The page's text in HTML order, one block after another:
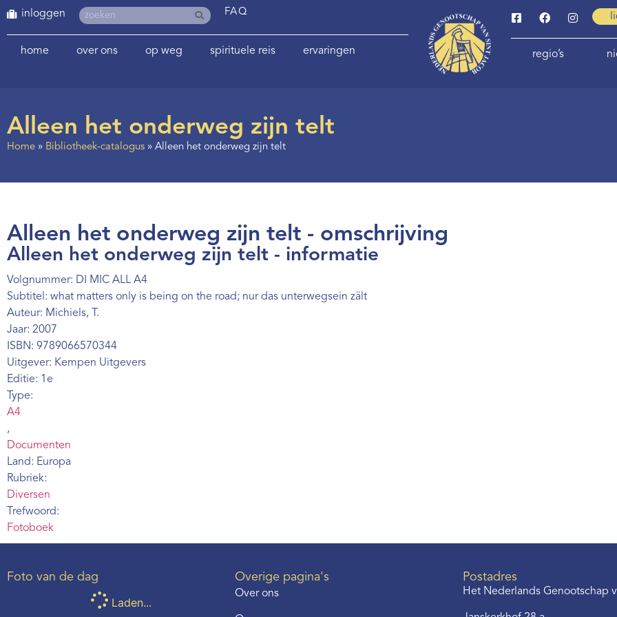
inloggen FAQ
home over ons op weg spirituele reis ervaringen regio’s
Alleen het onderweg zijn telt
Home » Bibliotheek-catalogus » Alleen het onderweg zijn telt
Alleen het onderweg zijn telt - omschrijving
Alleen het onderweg zijn telt - informatie
Volgnummer: DI MIC ALL A4
Subtitel: what matters only is being on the road; nur das unterwegsein zält
Auteur: Michiels, T.
Jaar: 2007
ISBN: 9789066570344
Uitgever: Kempen Uitgevers
Editie: 1e
Type:
A4
,
Documenten
Land: Europa
Rubriek:
Diversen
Trefwoord:
Fotoboek
Foto van de dag
Laden...
Overige pagina's
Over ons
Postadres
Het Nederlands Genootschap